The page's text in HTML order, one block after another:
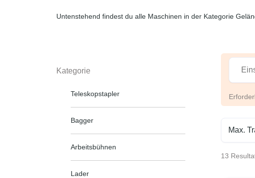
Untenstehend findest du alle Maschinen in der Kategorie
Kategorie
Teleskopstapler
Bagger
Arbeitsbühnen
Lader
Max.
13